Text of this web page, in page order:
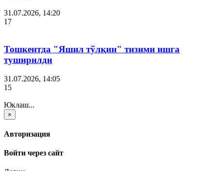
31.07.2026, 14:20
17
Тошкентда "Яшил тўлқин" тизими ишга
туширилди
31.07.2026, 14:05
15
Юклаш...
×
Авторизация
Войти через сайт